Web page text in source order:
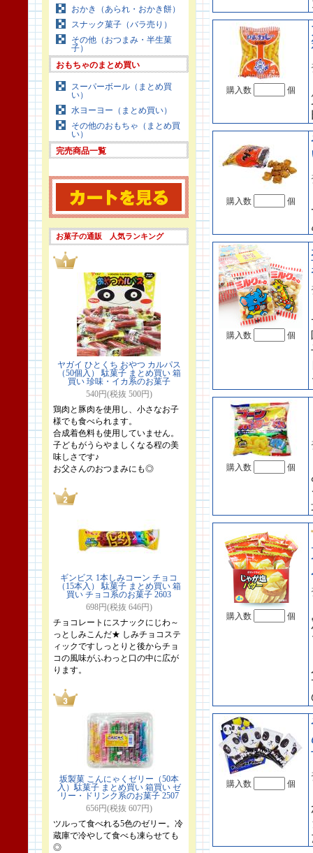
おかき（あられ・おかき餅）
スナック菓子（バラ売り）
その他（おつまみ・半生菓
子）
おもちゃのまとめ買い
スーパーボール（まとめ買
い）
水ヨーヨー（まとめ買い）
その他のおもちゃ（まとめ買
い）
完売商品一覧
お菓子の通販 人気ランキング
ヤガイ ひとくち おやつ カルパス
（50個入） 駄菓子 まとめ買い 箱
買い 珍味・イカ系のお菓子
540円(税抜 500円)
鶏肉と豚肉を使用し、小さなお子
様でも食べられます。
合成着色料も使用していません。
子どもがうらやましくなる程の美
味しさです♪
お父さんのおつまみにも◎
ギンビス 1本しみコーン チョコ
（15本入） 駄菓子 まとめ買い 箱
買い チョコ系のお菓子 2603
698円(税抜 646円)
チョコレートにスナックにじわ～
っとしみこんだ★ しみチョコステ
ィックですしっとりと後からチョ
コの風味がふわっと口の中に広が
ります。
坂製菓 こんにゃくゼリー（50本
入）駄菓子 まとめ買い 箱買い ゼ
リー・ドリンク系のお菓子 2507
656円(税抜 607円)
ツルって食べれる5色のゼリー。冷
蔵庫で冷やして食べも凍らせても
◎
購入数 個
購入数 個
購入数 個
購入数 個
購入数 個
購入数 個